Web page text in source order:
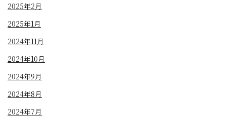
2025年2月
2025年1月
2024年11月
2024年10月
2024年9月
2024年8月
2024年7月